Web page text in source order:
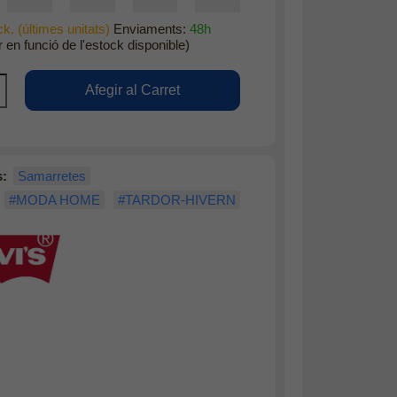
(últimes unitats) Enviaments:48h
en funció de l'estock disponible)
Samarretes
#MODA HOME
#TARDOR-HIVERN